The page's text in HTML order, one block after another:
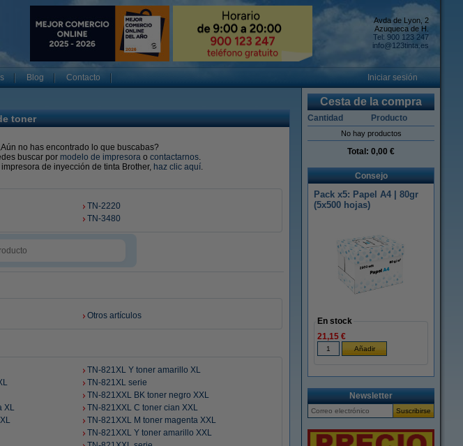
Avda de Lyon, 2
Azuqueca de H.
Tel: 900 123 247
info@123tinta.es
Blog Contacto Iniciar sesión
toner
no has encontrado lo que buscabas?
buscar por modelo de impresorao contactarnos.
de inyección de tinta Brother, haz clic aquí.
TN-2220
TN-3480
Otros artículos
XL
TN-821XL Y toner amarillo XL
TN-821XL serie
TN-821XXL BK toner negro XXL
TN-821XXL C toner cian XXL
TN-821XXL M toner magenta XXL
TN-821XXL Y toner amarillo XXL
Cesta de la compra
Cantidad Producto
No hay productos
Total: 0,00 €
Consejo
Pack x5: Papel A4 | 80gr
(5x500 hojas)
En stock
21,15 €
Newsletter